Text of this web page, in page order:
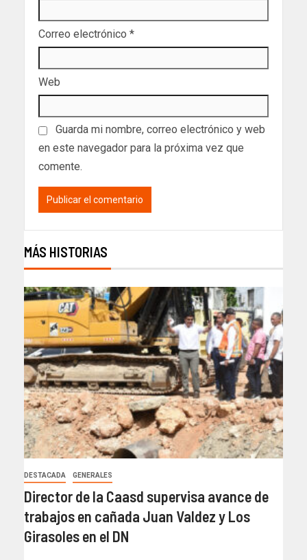
Correo electrónico *
Web
Guarda mi nombre, correo electrónico y web
en este navegador para la próxima vez que
comente.
MÁS HISTORIAS
DESTACADA GENERALES
Director de la Caasd supervisa avance de
trabajos en cañada Juan Valdez y Los
Girasoles en el DN